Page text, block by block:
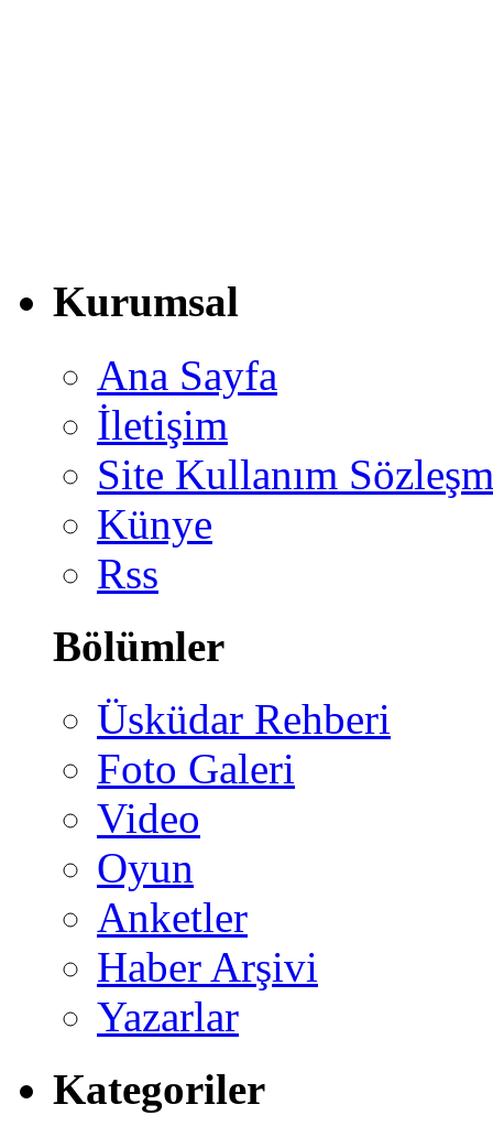
Kurumsal
Ana Sayfa
İletişim
Site Kullanım
Künye
Rss
Bölümler
Üsküdar Rehberi
Foto Galeri
Video
Oyun
Anketler
Haber Arşivi
Yazarlar
Kategoriler